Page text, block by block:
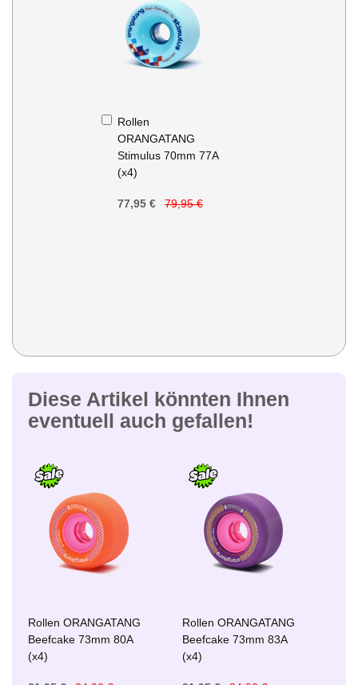
Rollen
ORANGATANG
Stimulus 70mm 77A
(x4)
77,95 € 79,95 €
In
den
Warenkorb
Diese Artikel könnten Ihnen
eventuell auch gefallen!
Rollen ORANGATANG
Beefcake 73mm 80A
(x4)
Rollen ORANGATANG
Beefcake 73mm 83A
(x4)